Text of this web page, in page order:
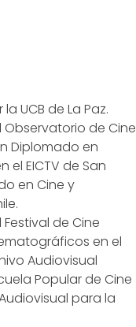
UCB de La Paz.
de Cine
Diplomado en
EICTV de San
en Cine y
de Cine
en el
Audiovisual
Popular de Cine
para la